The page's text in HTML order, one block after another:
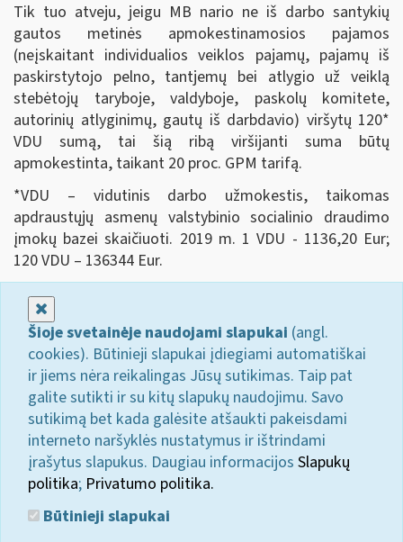
Tik tuo atveju, jeigu MB nario ne iš darbo santykių
gautos metinės apmokestinamosios pajamos
(neįskaitant individualios veiklos pajamų, pajamų iš
paskirstytojo pelno, tantjemų bei atlygio už veiklą
stebėtojų taryboje, valdyboje, paskolų komitete,
autorinių atlyginimų, gautų iš darbdavio) viršytų 120*
VDU sumą, tai šią ribą viršijanti suma būtų
apmokestinta, taikant 20 proc. GPM tarifą.
*VDU – vidutinis darbo užmokestis, taikomas
apdraustųjų asmenų valstybinio socialinio draudimo
įmokų bazei skaičiuoti. 2019 m. 1 VDU - 1136,20 Eur;
120 VDU – 136344 Eur.
Šioje svetainėje naudojami slapukai (angl.
cookies). Būtinieji slapukai įdiegiami automatiškai
ir jiems nėra reikalingas Jūsų sutikimas. Taip pat
galite sutikti ir su kitų slapukų naudojimu. Savo
sutikimą bet kada galėsite atšaukti pakeisdami
interneto naršyklės nustatymus ir ištrindami
įrašytus slapukus. Daugiau informacijos Slapukų
politika; Privatumo politika.
Būtinieji slapukai